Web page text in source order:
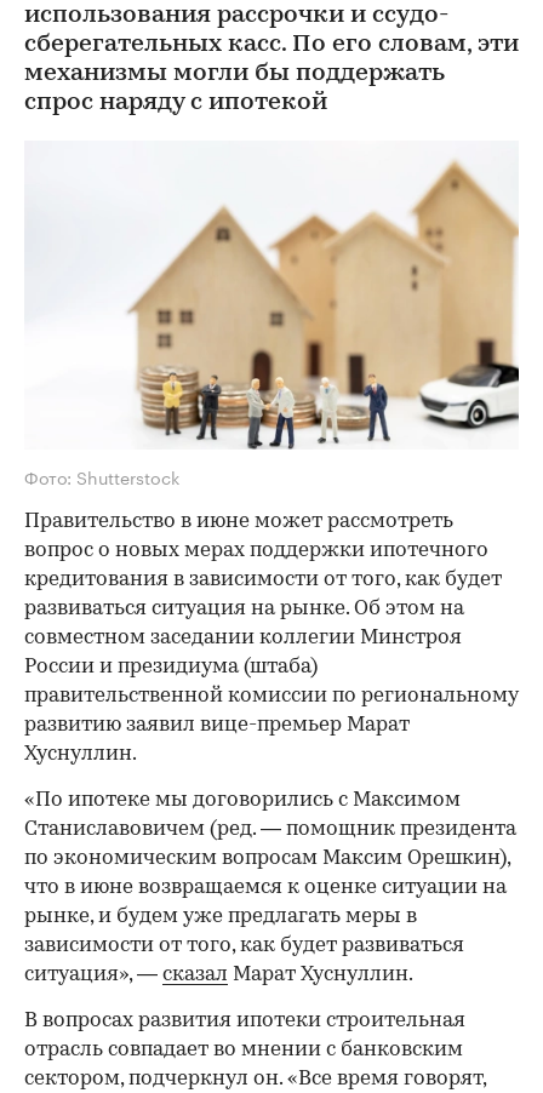
использования рассрочки и ссудо-
сберегательных касс. По его словам, эти
механизмы могли бы поддержать
спрос наряду с ипотекой
Фото: Shutterstock
Правительство в июне может рассмотреть
вопрос о новых мерах поддержки ипотечного
кредитования в зависимости от того, как будет
развиваться ситуация на рынке. Об этом на
совместном заседании коллегии Минстроя
России и президиума (штаба)
правительственной комиссии по региональному
развитию заявил вице-премьер Марат
Хуснуллин.
«По ипотеке мы договорились с Максимом
Станиславовичем (ред. — помощник президента
по экономическим вопросам Максим Орешкин),
что в июне возвращаемся к оценке ситуации на
рынке, и будем уже предлагать меры в
зависимости от того, как будет развиваться
ситуация», — сказал Марат Хуснуллин.
В вопросах развития ипотеки строительная
отрасль совпадает во мнении с банковским
сектором, подчеркнул он. «Все время говорят,